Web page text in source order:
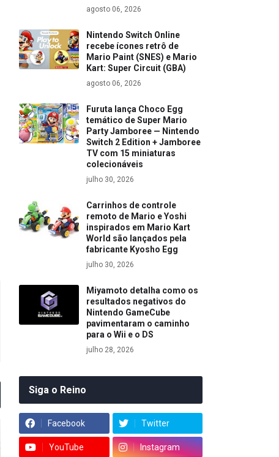
agosto 06, 2026
Nintendo Switch Online
recebe ícones retrô de
Mario Paint (SNES) e Mario
Kart: Super Circuit (GBA)
agosto 06, 2026
Furuta lança Choco Egg
temático de Super Mario
Party Jamboree — Nintendo
Switch 2 Edition + Jamboree
TV com 15 miniaturas
colecionáveis
julho 30, 2026
Carrinhos de controle
remoto de Mario e Yoshi
inspirados em Mario Kart
World são lançados pela
fabricante Kyosho Egg
julho 30, 2026
Miyamoto detalha como os
resultados negativos do
Nintendo GameCube
pavimentaram o caminho
para o Wii e o DS
julho 28, 2026
Siga o Reino
Facebook Twitter
YouTube Instagram